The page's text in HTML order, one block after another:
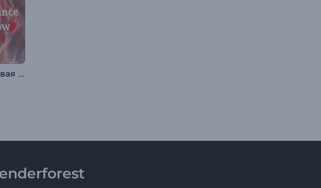
Слайд-шоу: Розовая романтика